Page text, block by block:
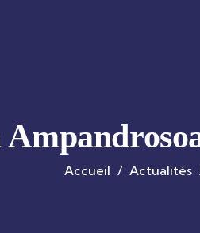
Accueil Actualités